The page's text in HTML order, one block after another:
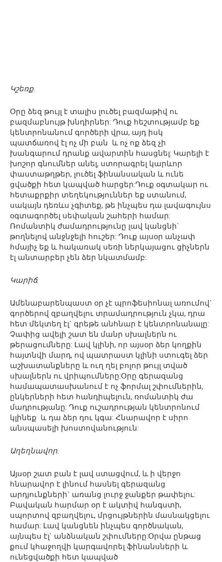
Կշեռք.
Օրը ձեզ թույլ է տալիս լուծել բազմաթիվ ու
բազմաբնույթ խնդիրներ: Դուք հեշտությամբ եք
կենտրոնանում գործերի վրա, այդ իսկ
պատճառով էլ ոչ մի բան և ոչ ոք ձեզ չի
խանգարում դրանք ավարտին հասցնել: Կարելի է
խոշոր գնումներ անել, ստորագրել կարևոր
փաստաթղթեր, լուծել ֆինանսական և ունե
ցվածքի հետ կապված հարցեր:Դուք օգտակար ու
հետաքրքիր տեղեկություններ եք ստանում,
սակայն դեռևս չգիտեք, թե ինչպես դա լավագույնս
օգտագործել սեփական շահերի համար:
Ռոմանտիկ ժամադրությունը լավ կանցնի`
թողնելով անջնջելի հուշեր: Դուք այսօր անչափ
հմայիչ եք և հակառակ սեռի ներկայացու ցիչներն
էլ անտարբեր չեն ձեր նկատմամբ:
Կարիճ.
Ամենաբարենպաստ օր չէ պրոֆեսիոնալ առումով`
գործերով զբաղվելու տրամադրություն չկա, դրա
հետ մեկտեղ էլ` գրեթե անհնար է կենտրոնանալը:
Չափից ավելի շատ են մանր սխալներն ու
թերացումները: Լավ կլինի, որ այսօր ձեր կողքին
հայտնվի մարդ, ով պատրաստ կլինի ստուգել ձեր
աշխատանքները և ուղ ղել բոլոր թույլ տված
սխալներն ու վրիպումները:Օրը գերազանց
համապատասխանում է ոչ ֆորմալ շփումներին,
ընկերների հետ հանդիպելուն, ռոմանտիկ ժա
մադրությանը: Դուք ուշադրության կենտրոնում
կլինեք և դա ձեր դու կգա: Հնարավոր է սիրո
անսպասելի խոստովանություն:
Աղեղնավոր.
Այսօր շատ բան է լավ ստացվում, և ի վերջո
հնարավոր է լինում հասնել գերազանց
արդյունքների` առանց լուրջ ջանքեր թափելու:
Բավական հարմար օր է ակտիվ հանգստի,
սպորտով զբաղվելու, մրցույթներին մասնակցելու
համար: Լավ կանցնեն ինչպես գործնական,
այնպես էլ` անձնական շփումները:Օրվա ընթաց
քում կհաջողվի կարգավորել ֆինանսների և
ունեցվածքի հետ կապված